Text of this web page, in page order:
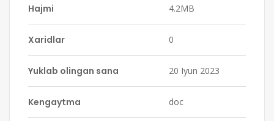
Hajmi 4.2MB
Xaridlar 0
Yuklab olingan sana 20 Iyun 2023
Kengaytma doc